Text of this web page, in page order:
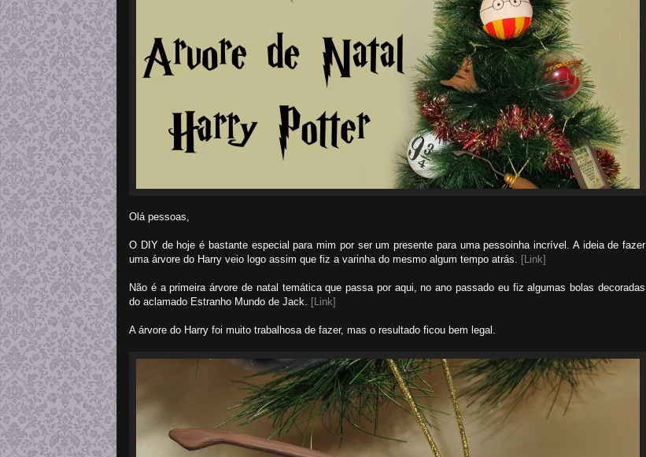
Olá pessoas,
O DIY de hoje é bastante especial para mim por ser um presente para uma pessoinha incrível. A ideia de fazer
uma árvore do Harry veio logo assim que fiz a varinha do mesmo algum tempo atrás. [Link]
Não é a primeira árvore de natal temática que passa por aqui, no ano passado eu fiz algumas bolas decoradas
do aclamado Estranho Mundo de Jack. [Link]
A árvore do Harry foi muito trabalhosa de fazer, mas o resultado ficou bem legal.